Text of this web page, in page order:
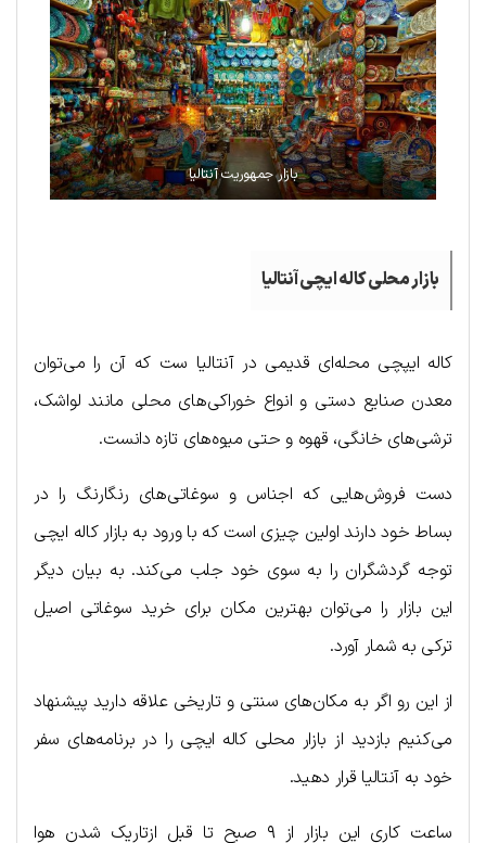
بازار جمهوریت آنتالیا
بازار محلی کاله ایچی آنتالیا
کاله ایپچی محله‌ای قدیمی در آنتالیا ست که آن را می‌توان
معدن صنایع دستی و انواع خوراکی‌های محلی مانند لواشک،
ترشی‌های خانگی، قهوه و حتی میوه‌های تازه دانست.
دست فروش‌هایی که اجناس و سوغاتی‌های رنگارنگ را در
بساط خود دارند اولین چیزی است که با ورود به بازار کاله ایچی
توجه گردشگران را به سوی خود جلب می‌کند. به بیان دیگر
این بازار را می‌توان بهترین مکان برای خرید سوغاتی اصیل
ترکی به شمار آورد.
از این رو اگر به مکان‌های سنتی و تاریخی علاقه دارید پیشنهاد
می‌کنیم بازدید از بازار محلی کاله ایچی را در برنامه‌های سفر
خود به آنتالیا قرار دهید.
ساعت کاری این بازار از ۹ صبح تا قبل ازتاریک شدن هوا